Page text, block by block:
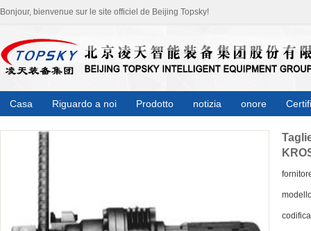
Bonjour, bienvenue sur le site officiel de Beijing Topsky!
Casa Riguardo a noi Prodotto notizia onore
codifica